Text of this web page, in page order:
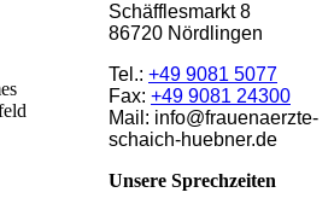
Schäfflesmarkt 8
86720 Nördlingen
Tel.: +49 9081 5077
Fax: +49 9081 24300
Mail: info@frauenaerzte-
schaich-huebner.de
Unsere Sprechzeiten